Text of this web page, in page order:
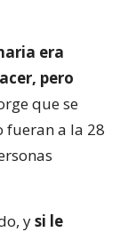
era
pero
que se
fueran a la 28
ysi le